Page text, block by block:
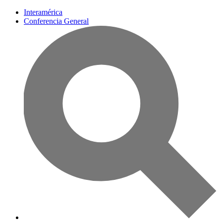
Interamérica
Conferencia General